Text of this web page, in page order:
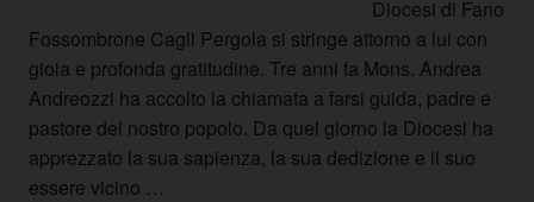
Diocesi di Fano
Fossombrone Cagli Pergola si stringe attorno a lui con
gioia e profonda gratitudine. Tre anni fa Mons. Andrea
Andreozzi ha accolto la chiamata a farsi guida, padre e
pastore del nostro popolo. Da quel giorno la Diocesi ha
apprezzato la sua sapienza, la sua dedizione e il suo
essere vicino …